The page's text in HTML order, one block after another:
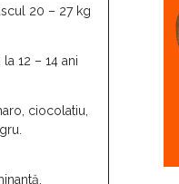
20 – 27 kg
la 12 – 14 ani
ciocolatiu,